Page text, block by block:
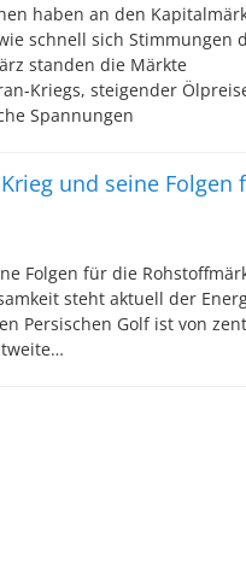
haben an den
schnell sich Stimmungen
standen die Märkte
Kriegs, steigender
Spannungen
und seine Folgen
Folgen für die
steht aktuell der
Persischen Golf ist von